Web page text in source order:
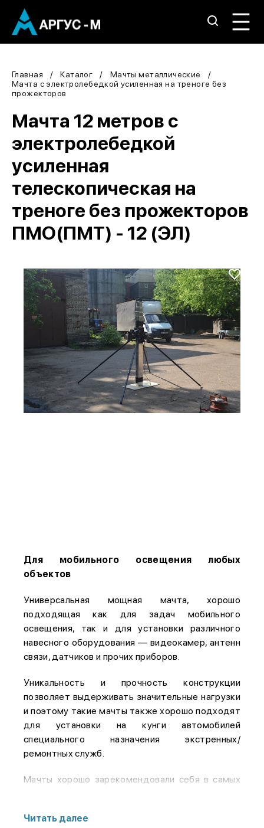
Главная Каталог
Мачты металлические
Мачта с электролебедкой усиленная на треноге без
прожекторов
Мачта 12 метров с
электролебедкой
усиленная
телескопическая на
треноге без прожекторов
ПМО(ПМТ) - 12 (ЭЛ)
Для мобильного освещения любых
объектов
Универсальная мощная мачта, хорошо
подходящая как для задач мобильного
освещения, так и для установки различного
навесного оборудования — видеокамер, антенн
связи, датчиков и прочих приборов.
Уникальность и прочность конструкции
позволяет выдерживать значительные нагрузки
и поэтому такие мачты также хорошо подходят
для установки на кунги автомобилей
специального назначения экстренных/
ремонтных служб.
Мачты хорошо зарекомендовали себя в самых
пределами.
Читать далее